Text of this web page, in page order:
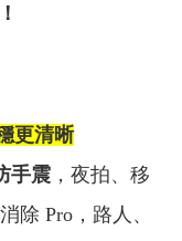
更清晰
手震 ，夜拍、移
除 Pro，路人、